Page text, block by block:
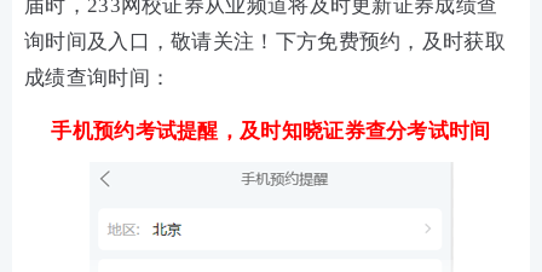
届时，233网校证券从业频道将及时更新证券成绩查
询时间及入口，敬请关注！下方免费预约，及时获取
成绩查询时间：
手机预约考试提醒，及时知晓证券查分考试时间